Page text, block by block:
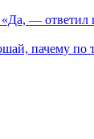
— ответил
пачему по